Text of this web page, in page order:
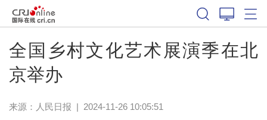
全国乡村文化艺术展演季在北
京举办
来源： 人民日报 | 2024-11-26 10:05:51